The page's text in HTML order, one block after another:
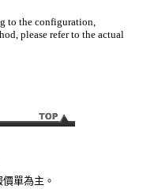
to the configuration,
please refer to the actual
單為主。